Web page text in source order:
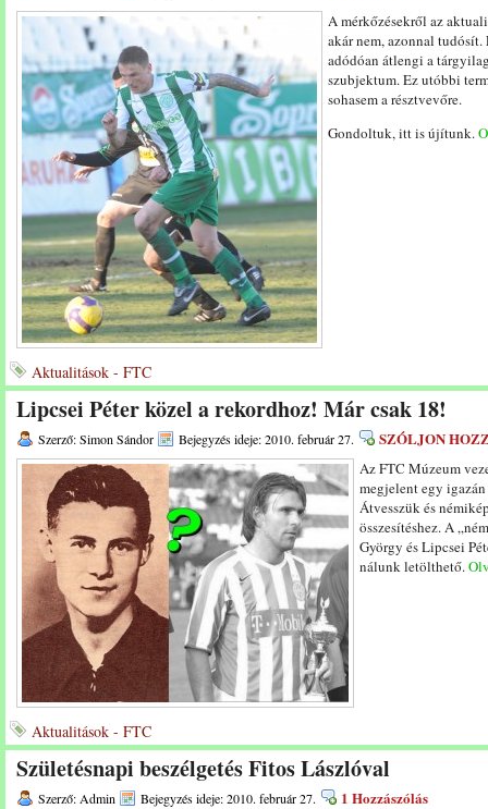
A mérkőzésekről az
akár nem, azonnal
adódóan átlengi a
szubjektum. Ez utóbbi
sohasem a résztvevőre.
Gondoltuk, itt is újítunk.
Aktualitások - FTC
Lipcsei Péter közel a rekordhoz! Már csak 18!
Szerző: Simon Sándor Bejegyzés ideje: 2010. február 27. SZÓLJON
Az FTC Múzeum
megjelent egy
Átvesszük és
összesítéshez. A
György és Lipcsei
nálunk letölthető.
Aktualitások - FTC
Születésnapi beszélgetés Fitos Lászlóval
Szerző: Admin Bejegyzés ideje: 2010. február 27. 1 Hozzászólás